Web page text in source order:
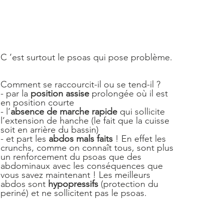
C ’est surtout le psoas qui pose problème.
Comment se raccourcit-il ou se tend-il ?
- par la position assise prolongée où il est
en position courte
- l’absence de marche rapide qui sollicite
l’extension de hanche (le fait que la cuisse
soit en arrière du bassin)
- et part les abdos mals faits ! En effet les
crunchs, comme on connaît tous, sont plus
un renforcement du psoas que des
abdominaux avec les conséquences que
vous savez maintenant ! Les meilleurs
abdos sont hypopressifs (protection du
periné) et ne sollicitent pas le psoas.